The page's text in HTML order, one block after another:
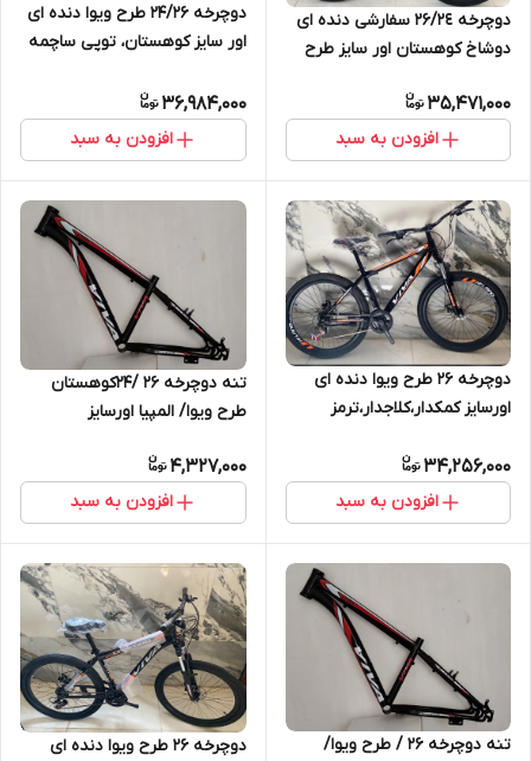
دوچرخه ۲۶/٢٤ سفارشی دنده ای
دوشاخ کوهستان اور سایز طرح
35,471,000
افزودن به سبد
دوچرخه 24/26 طرح ویوا دنده ای
اور سایز کوهستان، توپی ساچمه
36,984,000
افزودن به سبد
دوچرخه 26 طرح ویوا دنده ای
اورسایز کمکدار،کلاجدار،ترمز
34,256,000
افزودن به سبد
تنه دوچرخه ۲۶ /۲۴کوهستان
طرح ویوا/ المپیا اورسایز
4,327,000
افزودن به سبد
تنه دوچرخه ۲۶ / طرح ویوا/
دوچرخه ۲۶ طرح ویوا دنده ای